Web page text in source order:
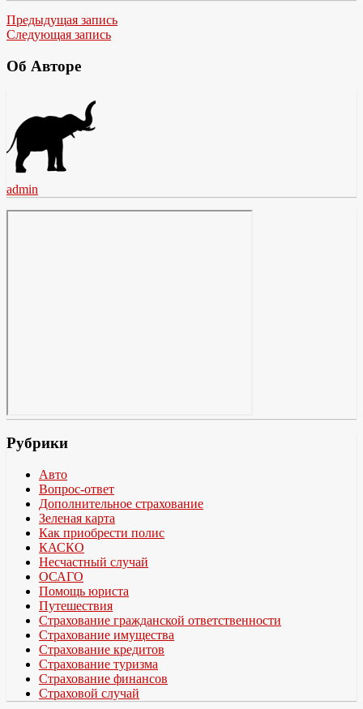
Предыдущая запись
Следующая запись
Об Авторе
admin
Рубрики
Авто
Вопрос-ответ
Дополнительное страхование
Зеленая карта
Как приобрести полис
КАСКО
Несчастный случай
ОСАГО
Помощь юриста
Путешествия
Страхование гражданской ответственности
Страхование имущества
Страхование кредитов
Страхование туризма
Страхование финансов
Страховой случай